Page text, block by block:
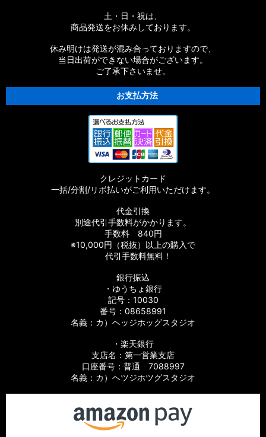
土・日・祝は、
商品発送をお休みしております。
休み明けは発送が混み合っておりますので、
当日出荷ができない場合がございます。
ご了承下さいませ。
お支払方法
クレジットカード
一括/分割/リボ払いがご利用いただけます。
代金引換
別途代引手数料がかかります。
手数料 840円
※10,000円（税抜）以上の購入で
代引手数料無料！
銀行振込
・ゆうちょ銀行
記号：10030
番号：08658991
名義：カ）ヘッジホッグスタジオ
・楽天銀行
支店名：第一営業支店
口座番号：普通 7088997
名義：カ）ヘツジホツグスタジオ